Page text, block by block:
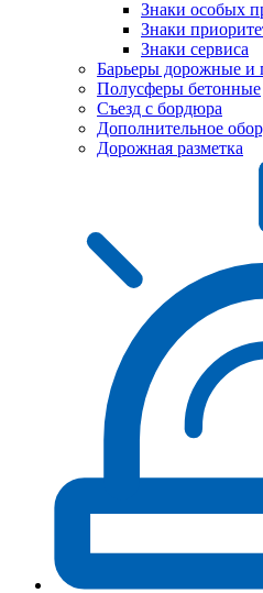
Знаки особых
Знаки
Знаки сервиса
Барьеры дорожные и
Полусферы бетонные
Съезд с бордюра
Дополнительное
Дорожная разметка